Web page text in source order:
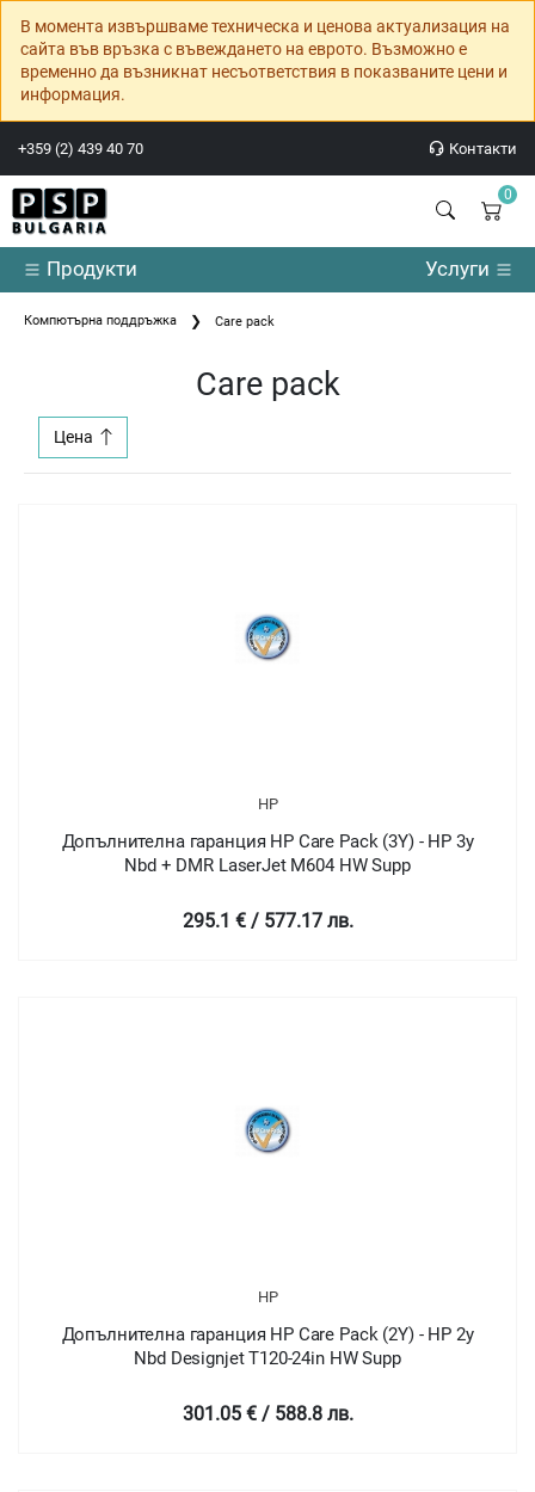
В момента извършваме техническа и ценова актуализация на
сайта във връзка с въвеждането на еврото. Възможно е
временно да възникнат несъответствия в показваните цени и
информация.
+359 (2) 439 40 70 Контакти
0
Продукти Услуги
Компютърна поддръжка Care pack
Care pack
Цена
HP
Допълнителна гаранция HP Care Pack (3Y) - HP 3y
Nbd + DMR LaserJet M604 HW Supp
295.1 € / 577.17 лв.
HP
Допълнителна гаранция HP Care Pack (2Y) - HP 2y
Nbd Designjet T120-24in HW Supp
301.05 € / 588.8 лв.